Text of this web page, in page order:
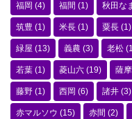
福岡 (4) 福間 (1) 秋田な
筑豊 (1) 米長 (1) 粟長 (1)
緑屋 (13) 義農 (3) 老松
若葉 (1) 菱山六 (19) 薩
藤野 (1) 西岡 (6) 諸井 (3)
赤マルソウ (15) 赤間 (2)